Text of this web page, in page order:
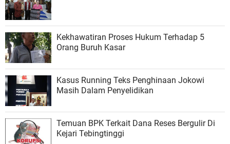
Kekhawatiran Proses Hukum Terhadap 5
Orang Buruh Kasar
Kasus Running Teks Penghinaan Jokowi
Masih Dalam Penyelidikan
Temuan BPK Terkait Dana Reses Bergulir Di
Kejari Tebingtinggi